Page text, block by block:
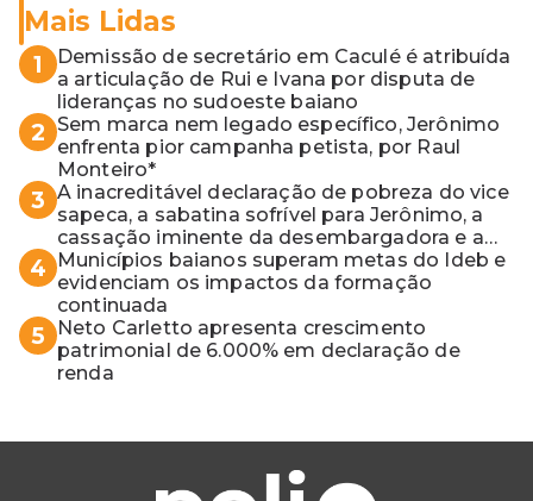
Mais Lidas
1
Demissão de secretário em Caculé é atribuída
a articulação de Rui e Ivana por disputa de
lideranças no sudoeste baiano
2
Sem marca nem legado específico, Jerônimo
enfrenta pior campanha petista, por Raul
Monteiro*
3 A inacreditável declaração de pobreza do vice
sapeca, a sabatina sofrível para Jerônimo, a
cassação iminente da desembargadora e a
vaga do Quinto para o MP baiano
4
Municípios baianos superam metas do Ideb e
evidenciam os impactos da formação
continuada
5
Neto Carletto apresenta crescimento
patrimonial de 6.000% em declaração de
renda